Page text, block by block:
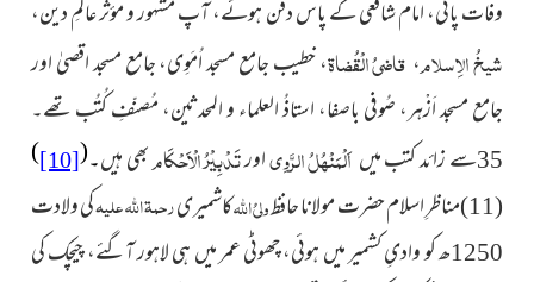
وفات پائی، امام شافعی کے پاس دفن ہوئے، آپمشہور و مؤثر عالمِ دین،
شیخُ الاِسلام، قاضیُ الْقُضاۃ، خطیب جامع مسجد اُمَوِی، جامع مسجد اقصیٰ اور
جامع مسجد اَزْہر، صُوفی باصفا، استاذُ العلماء و المحدثین، مُصنّفِ کُتُب تھے۔
35سے زائد کتب میں
اَلْمَنْہُلُ الرَّوِیاورتَدْبِیْرُ الْاَحْکَامبھی ہیں۔(
[10]
)
(11)مناظرِ اسلام حضرت مولانا حافظ
ولىُاللہکاشمیریرحمۃ اللہ علیہکی ولادت
1250ھ کو وادیِ کشمیر میں ہوئی، چھوٹی عمر میں ہی لاہور آگئے، چیچک
کی